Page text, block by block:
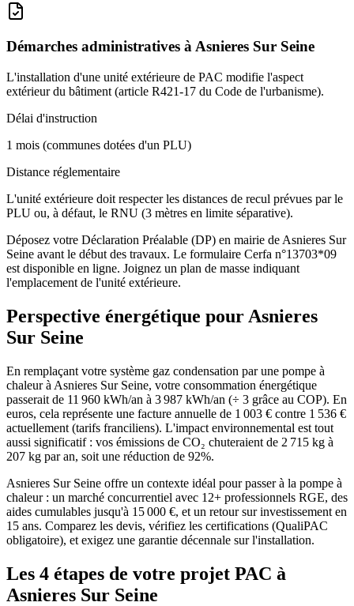
Démarches administratives àAsnieres Sur Seine
L'installation d'une unité extérieure de PAC modifie l'aspect
extérieur du bâtiment (article R421-17 du Code de l'urbanisme).
Délai d'instruction
1 mois (communes dotées d'un PLU)
Distance réglementaire
L'unité extérieure doit respecter les distances de recul prévues par le
PLU ou, à défaut, le RNU (3 mètres en limite séparative).
Déposez votre Déclaration Préalable (DP) en mairie de Asnieres Sur
Seine avant le début des travaux. Le formulaire Cerfa n°13703*09
est disponible en ligne. Joignez un plan de masse indiquant
l'emplacement de l'unité extérieure.
Perspective énergétique pour Asnieres
Sur Seine
En remplaçant votre système gaz condensation par une pompe à
chaleur à Asnieres Sur Seine, votre consommation énergétique
passerait de 11 960 kWh/an à 3 987 kWh/an (÷ 3 grâce au COP). En
euros, cela représente une facture annuelle de 1 003 € contre 1 536 €
actuellement (tarifs franciliens). L'impact environnemental est tout
aussi significatif : vos émissions de CO₂ chuteraient de 2 715 kg à
207 kg par an, soit une réduction de 92%.
Asnieres Sur Seine offre un contexte idéal pour passer à la pompe à
chaleur : un marché concurrentiel avec 12+ professionnels RGE, des
aides cumulables jusqu'à 15 000 €, et un retour sur investissement en
15 ans. Comparez les devis, vérifiez les certifications (QualiPAC
obligatoire), et exigez une garantie décennale sur l'installation.
Les 4 étapes de votre projet PAC à
Asnieres Sur Seine